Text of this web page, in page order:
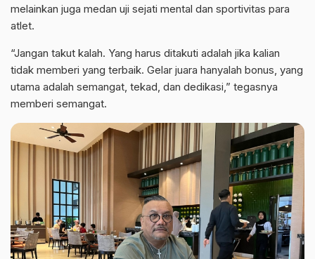
melainkan juga medan uji sejati mental dan sportivitas para
atlet.
“Jangan takut kalah. Yang harus ditakuti adalah jika kalian
tidak memberi yang terbaik. Gelar juara hanyalah bonus, yang
utama adalah semangat, tekad, dan dedikasi,” tegasnya
memberi semangat.